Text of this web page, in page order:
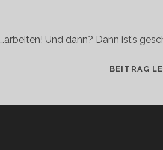
…arbeiten! Und dann? Dann ist’s
BEITRAG